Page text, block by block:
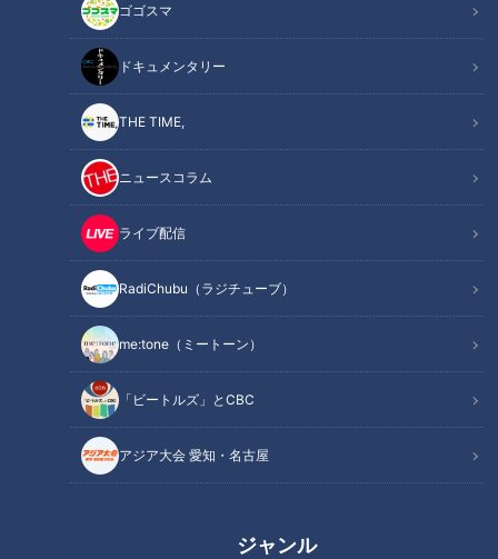
ゴゴスマ
ドキュメンタリー
THE TIME,
ニュースコラム
ライブ配信
RadiChubu（ラジチューブ）
me:tone（ミートーン）
「ビートルズ」とCBC
アジア大会 愛知・名古屋
ジャンル
記事に戻る
この記事を見たあなたへのおすすめ